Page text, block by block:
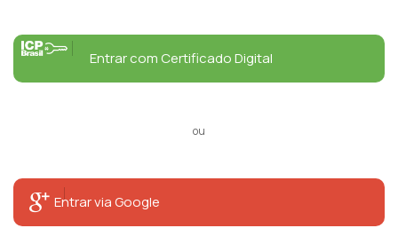
Entrar com Certificado Digital
ou
Entrar via Google